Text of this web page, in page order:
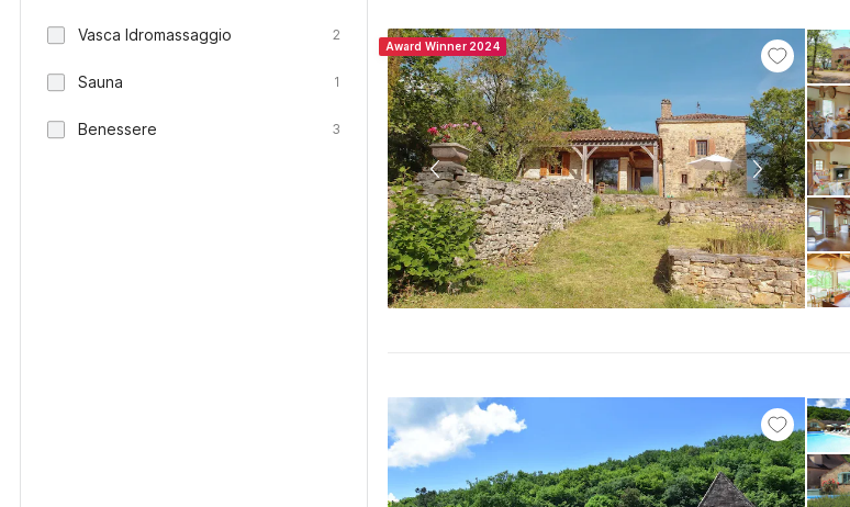
Vasca Idromassaggio 2
Sauna 1
Benessere 3
Award Winner 2024